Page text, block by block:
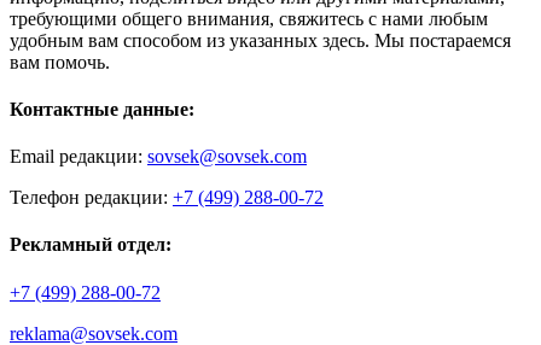
требующими общего внимания, свяжитесь с нами любым
удобным вам способом из указанных здесь. Мы постараемся
вам помочь.
Контактные данные:
Email редакции: sovsek@sovsek.com
Телефон редакции: +7 (499) 288-00-72
Рекламный отдел:
+7 (499) 288-00-72
reklama@sovsek.com